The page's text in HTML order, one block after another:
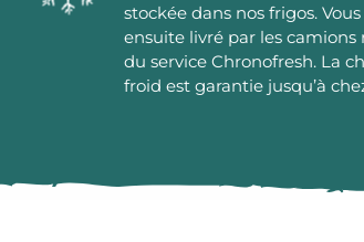
stockée dans nos frigos.
ensuite livré par les camions
du service Chronofresh. La
froid est garantie jusqu’à